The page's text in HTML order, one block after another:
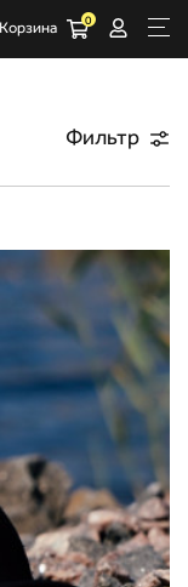
Корзина 0
Фильтр